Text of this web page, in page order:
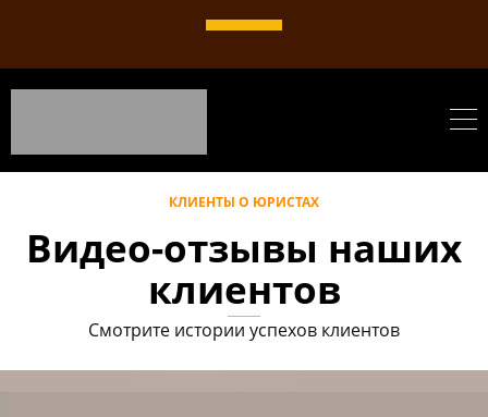
КЛИЕНТЫ О ЮРИСТАХ
Видео-отзывы наших
клиентов
Смотрите истории успехов клиентов